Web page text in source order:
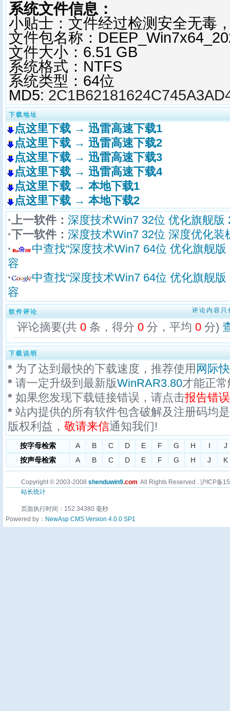
系统文件信息：
小贴士：文件经过检测安全无毒
文件包名称： DEEP
文件大小：6.51 GB
系统格式：NTFS
系统类型：64位
MD5:
下载地址
点这里下载 → 迅雷高速下载1
点这里下载 → 迅雷高速下载2
点这里下载 → 迅雷高速下载3
点这里下载 → 迅雷高速下载4
点这里下载 → 本地下载1
点这里下载 → 本地下载2
·上一软件： 深度技术Win7 32位 优化旗舰版
·下一软件： 深度技术Win7 32位 深度优化装
·
中查找“深度技术Win7 64位 优化旗舰
容
·
中查找“深度技术Win7 64位 优化旗舰
容
软件评论 评论内容只
评论摘要(共 0 条，得分 0 分，平均 0 分)
下载说明
* 为了达到最快的下载速度，推荐使用 网际
* 请一定升级到最新版WinRAR3.80才能正
* 如果您发现下载链接错误，请点击报告错误
* 站内提供的所有软件包含破解及注册码均
版权利益， 敬请来信通知我们!
按字母检索 A B C D E F G H I
J
按声母检索
A B C D E F G H J K
Copyright © 2003-2008 shenduwin9.com. All Rights Reserved . 沪ICP备
站长统计
页面执行时间：152.34380 毫秒
Powered by： NewAsp CMS Version 4.0.0 SP1